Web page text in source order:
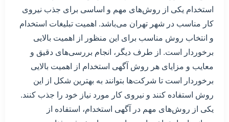
استخدام یکی از روش‌های مهم و اساسی برای جذب نیروی
کار مناسب در شهر تهران می‌باشد. اهمیت تبلیغات استخدام
و انتخاب روش مناسب برای این منظور از اهمیت بالایی
برخوردار است. از طرف دیگر، انجام بررسی‌های دقیق و
معایب و مزایای هر روش آگهی استخدام از اهمیت بالایی
برخوردار است تا شرکت‌ها بتوانند به بهترین شکل از این
روش استفاده کنند و نیروی کار مورد نیاز خود را جذب کنند.
یکی از روش‌های مهم در آگهی استخدام، استفاده از